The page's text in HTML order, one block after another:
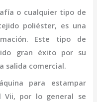
o cualquier tipo de
poliéster, es una
Este tipo de
gran éxito por su
salida comercial.
para estampar
Vii, por lo general se